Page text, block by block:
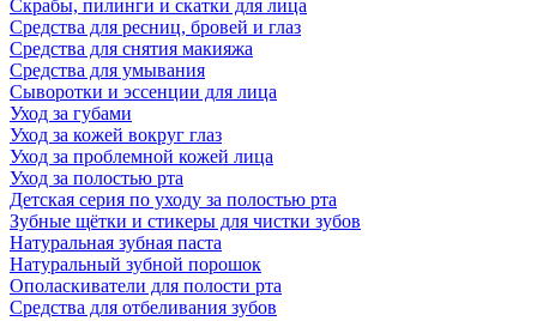
Скрабы, пилинги и скатки для лица
Средства для ресниц, бровей и глаз
Средства для снятия макияжа
Средства для умывания
Сыворотки и эссенции для лица
Уход за губами
Уход за кожей вокруг глаз
Уход за проблемной кожей лица
Уход за полостью рта
Детская серия по уходу за полостью рта
Зубные щётки и стикеры для чистки зубов
Натуральная зубная паста
Натуральный зубной порошок
Ополаскиватели для полости рта
Средства для отбеливания зубов